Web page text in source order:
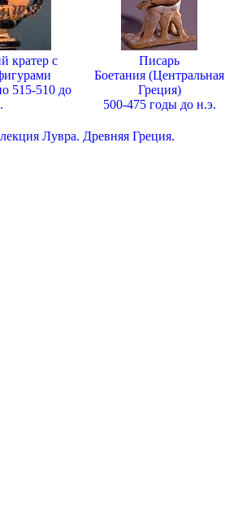
кратер с
515-510 до
Писарь
Боетания (Центральная
Греция)
500-475 годы до н.э.
Лувра. Древняя Греция.